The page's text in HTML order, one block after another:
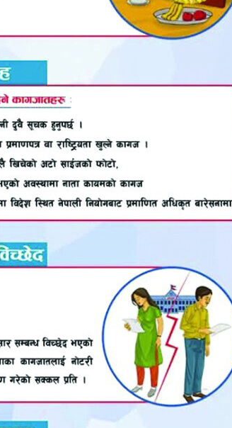
मुलुक अपारधी हो, विश्व शान्तिको
मानवअधिकारको उलंघन वन्द गर,
नारा लगाईएको थियो।
धेरै ठाउँहरू र प्रतिष्ठित
मारिएका थिए ।
बनाएका थिए।
थिए।
?